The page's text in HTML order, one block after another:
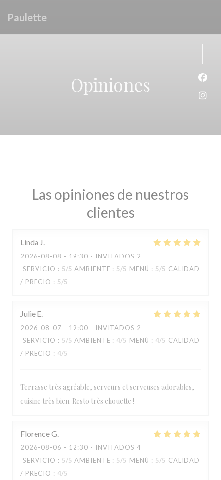
Paulette
Opiniones
Las opiniones de nuestros
clientes
Linda J
2026-08-08 - 19:30 - INVITADOS 2
SERVICIO : 5/5 AMBIENTE : 5/5 MENÚ : 5/5 CALIDAD
/ PRECIO : 5/5
Julie E
2026-08-07 - 19:00 - INVITADOS 2
SERVICIO : 5/5 AMBIENTE : 4/5 MENÚ : 4/5 CALIDAD
/ PRECIO : 4/5
Terrasse très agréable, serveurs et serveuses adorables,
cuisine très bien. Resto très chouette !
FlorenceG
2026-08-06 - 12:30 - INVITADOS 4
SERVICIO : 5/5 AMBIENTE : 5/5 MENÚ : 5/5 CALIDAD
/ PRECIO : 4/5